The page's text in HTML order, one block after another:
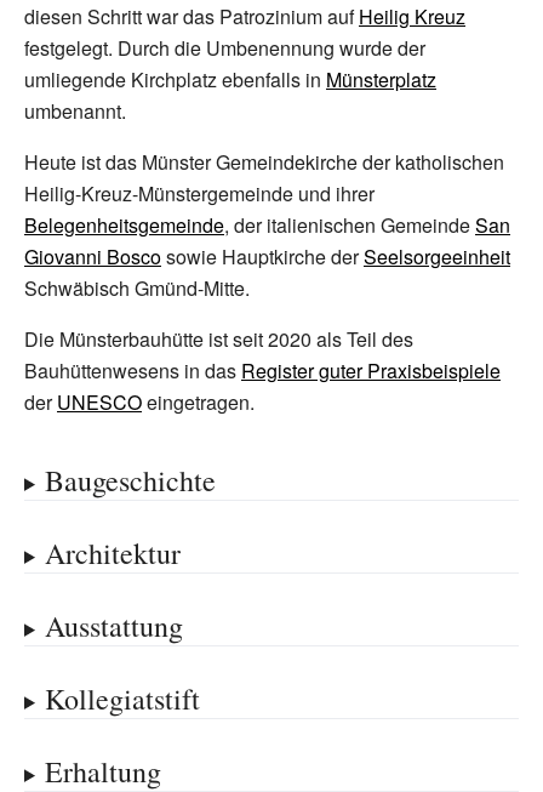
diesen Schritt war das Patrozinium aufHeilig Kreuz
festgelegt. Durch die Umbenennung wurde der
umliegende Kirchplatz ebenfalls in Münsterplatz
umbenannt.
Heute ist das Münster Gemeindekirche der katholischen
Heilig-Kreuz-Münstergemeinde und ihrer
Belegenheitsgemeinde, der italienischen GemeindeSan
Giovanni Boscosowie Hauptkirche derSeelsorgeeinheit
Schwäbisch Gmünd-Mitte.
Die Münsterbauhütte ist seit 2020 als Teil des
Bauhüttenwesens in das Register guter Praxisbeispiele
derUNESCOeingetragen.
Baugeschichte
Architektur
Ausstattung
Kollegiatstift
Erhaltung